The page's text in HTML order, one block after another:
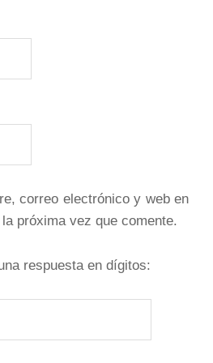
correo electrónico y web en
próxima vez que comente.
respuesta en dígitos: